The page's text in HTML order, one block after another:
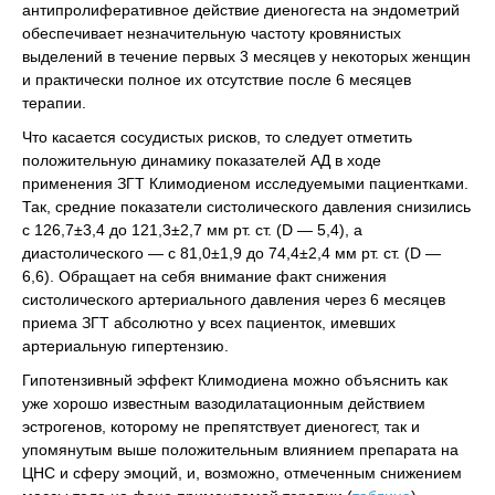
антипролиферативное действие диеногеста на эндометрий
обеспечивает незначительную частоту кровянистых
выделений в течение первых 3 месяцев у некоторых женщин
и практически полное их отсутствие после 6 месяцев
терапии.
Что касается сосудистых рисков, то следует отметить
положительную динамику показателей АД в ходе
применения ЗГТ Климодиеном исследуемыми пациентками.
Так, средние показатели систолического давления снизились
с 126,7±3,4 до 121,3±2,7 мм рт. ст. (D — 5,4), а
диастолического — с 81,0±1,9 до 74,4±2,4 мм рт. ст. (D —
6,6). Обращает на себя внимание факт снижения
систолического артериального давления через 6 месяцев
приема ЗГТ абсолютно у всех пациенток, имевших
артериальную гипертензию.
Гипотензивный эффект Климодиена можно объяснить как
уже хорошо известным вазодилатационным действием
эстрогенов, которому не препятствует диеногест, так и
упомянутым выше положительным влиянием препарата на
ЦНС и сферу эмоций, и, возможно, отмеченным снижением